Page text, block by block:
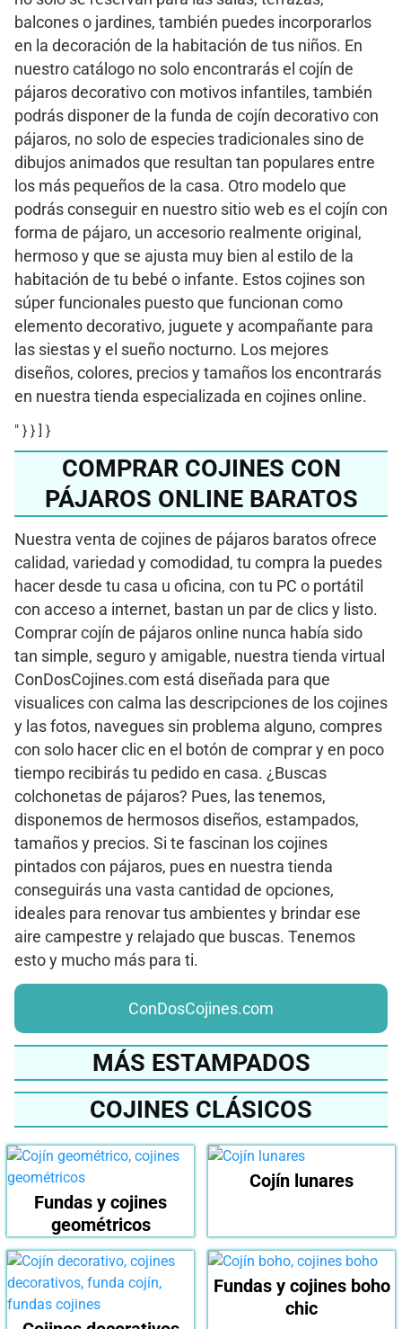
balcones o jardines, también puedes incorporarlos
en la decoración de la habitación de tus niños. En
nuestro catálogo no solo encontrarás el cojín de
pájaros decorativo con motivos infantiles, también
podrás disponer de la funda de cojín decorativo con
pájaros, no solo de especies tradicionales sino de
dibujos animados que resultan tan populares entre
los más pequeños de la casa. Otro modelo que
podrás conseguir en nuestro sitio web es el cojín con
forma de pájaro, un accesorio realmente original,
hermoso y que se ajusta muy bien al estilo de la
habitación de tu bebé o infante. Estos cojines son
súper funcionales puesto que funcionan como
elemento decorativo, juguete y acompañante para
las siestas y el sueño nocturno. Los mejores
diseños, colores, precios y tamaños los encontrarás
en nuestra tienda especializada en cojines online.
" } } ] }
COMPRAR COJINES CON
PÁJAROS ONLINE BARATOS
Nuestra venta de cojines de pájaros baratos ofrece
calidad, variedad y comodidad, tu compra la puedes
hacer desde tu casa u oficina, con tu PC o portátil
con acceso a internet, bastan un par de clics y listo.
Comprar cojín de pájaros online nunca había sido
tan simple, seguro y amigable, nuestra tienda virtual
ConDosCojines.com está diseñada para que
visualices con calma las descripciones de los cojines
y las fotos, navegues sin problema alguno, compres
con solo hacer clic en el botón de comprar y en poco
tiempo recibirás tu pedido en casa. ¿Buscas
colchonetas de pájaros? Pues, las tenemos,
disponemos de hermosos diseños, estampados,
tamaños y precios. Si te fascinan los cojines
pintados con pájaros, pues en nuestra tienda
conseguirás una vasta cantidad de opciones,
ideales para renovar tus ambientes y brindar ese
aire campestre y relajado que buscas. Tenemos
esto y mucho más para ti.
ConDosCojines.com
MÁS ESTAMPADOS
COJINES CLÁSICOS
Fundas y cojines
geométricos
Cojín lunares
Fundas y cojines boho
chic